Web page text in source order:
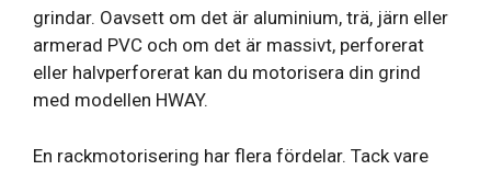
grindar. Oavsett om det är aluminium, trä, järn eller
armerad PVC och om det är massivt, perforerat
eller halvperforerat kan du motorisera din grind
med modellen HWAY.
En rackmotorisering har flera fördelar. Tack vare